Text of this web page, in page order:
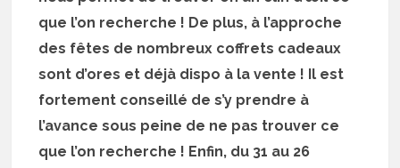
que l’on recherche ! De plus, à l’approche
des fêtes de nombreux coffrets cadeaux
sont d’ores et déjà dispo à la vente ! Il est
fortement conseillé de s’y prendre à
l’avance sous peine de ne pas trouver ce
que l’on recherche ! Enfin, du 31 au 26